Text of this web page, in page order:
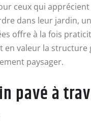
ceux qui apprécient
dans leur jardin,
offre à la fois
en valeur la structure
paysager.
pavé à